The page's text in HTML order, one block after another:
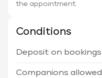
the appointment.
Conditions
Deposit on bookings
Companions allowed